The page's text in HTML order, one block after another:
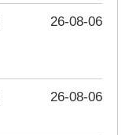
26-08-06
26-08-06